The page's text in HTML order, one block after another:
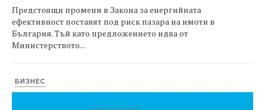
Предстоящи промени в Закона за енергийната
ефективност поставят под риск пазара на имоти в
България. Тъй като предложението идва от
Министерството...
БИЗНЕС